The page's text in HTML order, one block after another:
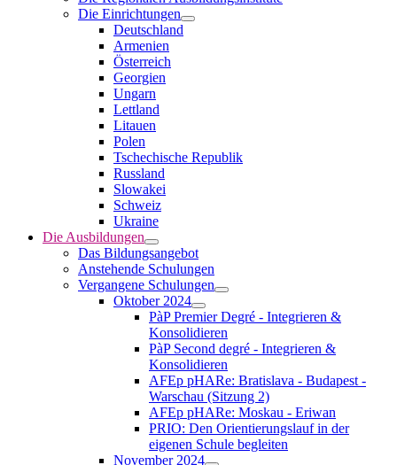
Die Einrichtungen
Deutschland
Armenien
Österreich
Georgien
Ungarn
Lettland
Litauen
Polen
Tschechische Republik
Russland
Slowakei
Schweiz
Ukraine
Die Ausbildungen
Das Bildungsangebot
Anstehende Schulungen
Vergangene Schulungen
Oktober 2024
PàP Premier Degré - Integrieren &
Konsolidieren
PàP Second degré - Integrieren &
Konsolidieren
AFEp pHARe: Bratislava - Budapest -
Warschau (Sitzung 2)
AFEp pHARe: Moskau - Eriwan
PRIO: Den Orientierungslauf in der
eigenen Schule begleiten
November 2024